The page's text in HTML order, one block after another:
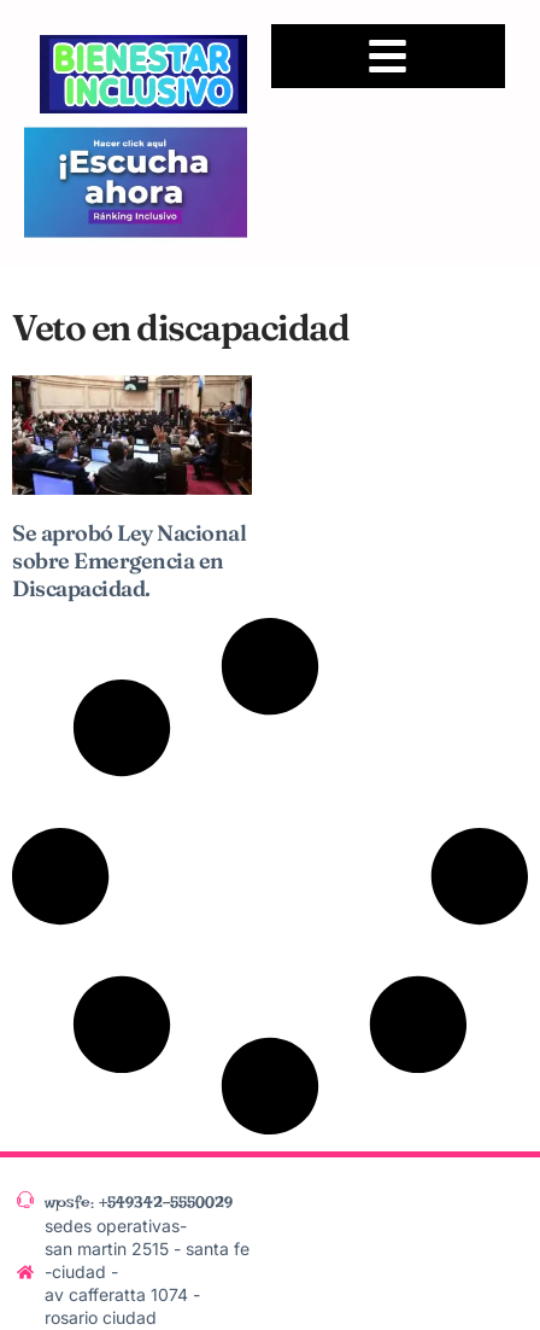
Veto en discapacidad
Se aprobó Ley Nacional
sobre Emergencia en
Discapacidad.
wpsfe: +549342-5550029
sedes operativas-
san martin 2515 - santa fe
-ciudad -
av cafferatta 1074 -
rosario ciudad